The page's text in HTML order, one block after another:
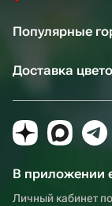
Популярные
Доставка
В приложении
Личный кабинет